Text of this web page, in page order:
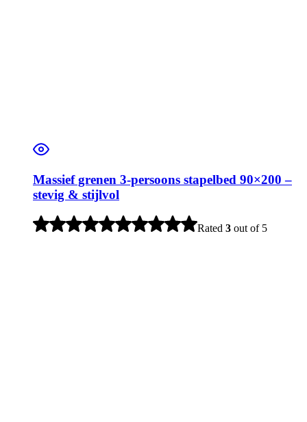
Massief grenen 3-persoons stapelbed 90×200 –
stevig & stijlvol
Rated 3 out of 5